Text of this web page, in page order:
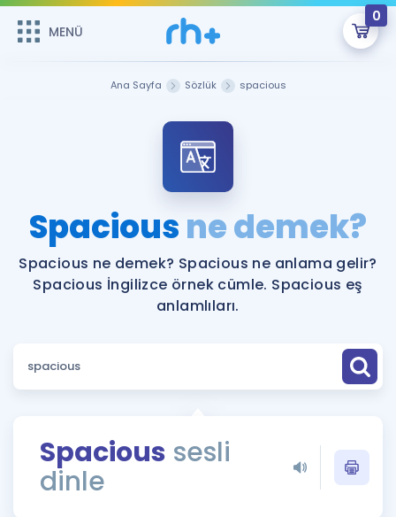
MENÜ
0
ÜYE DEĞİLİM
Sepetin Şu An Boş.
Remzi Hoca ile seni sınava hazırlayacak onlarca eğitim seni
bekliyor!
MENÜ
Katılımcı Görüşleri
Faydalı Araçlar
Sözlük
Rehberlik Aracı
ÖSYM Sınav Takvimi
Hakkımızda
Ana Sayfa Sözlük spacious
Spaciousne demek?
Spacious ne demek? Spacious ne anlama gelir?
Spacious İngilizce örnek cümle. Spacious eş
anlamlıları.
Spacious sesli
dinle